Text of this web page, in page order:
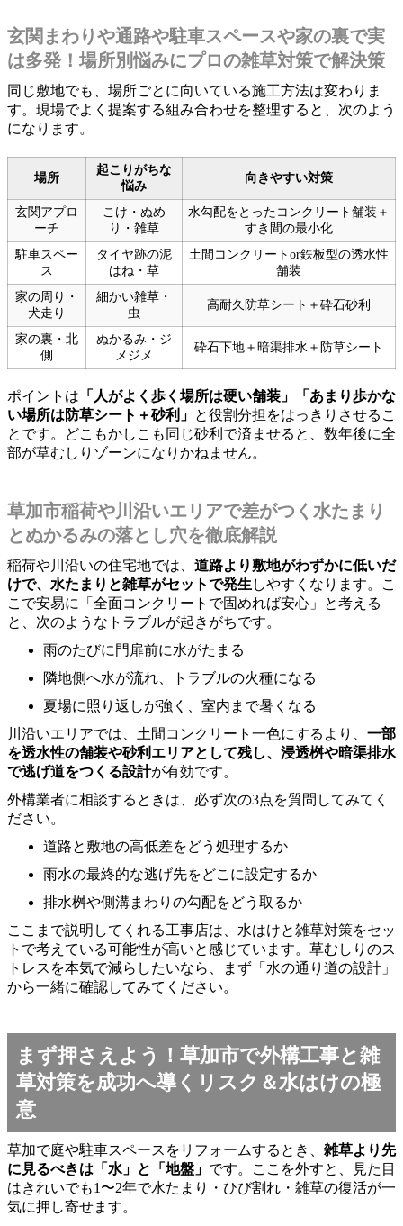
玄関まわりや通路や駐車スペースや家の裏で実
は多発！場所別悩みにプロの雑草対策で解決策
同じ敷地でも、場所ごとに向いている施工方法は変わりま
す。現場でよく提案する組み合わせを整理すると、次のよう
になります。
場所
起こりがちな
悩み
向きやすい対策
玄関アプロ
ーチ
こけ・ぬめ
り・雑草
水勾配をとったコンクリート舗装＋
すき間の最小化
駐車スペー
ス
タイヤ跡の泥
はね・草
土間コンクリートor鉄板型の透水性
舗装
家の周り・
犬走り
細かい雑草・
虫
高耐久防草シート＋砕石砂利
家の裏・北
側
ぬかるみ・ジ
メジメ
砕石下地＋暗渠排水＋防草シート
ポイントは 「人がよく歩く場所は硬い舗装」「あまり歩かな
い場所は防草シート＋砂利」 と役割分担をはっきりさせるこ
とです。どこもかしこも同じ砂利で済ませると、数年後に全
部が草むしりゾーンになりかねません。
草加市稲荷や川沿いエリアで差がつく水たまり
とぬかるみの落とし穴を徹底解説
稲荷や川沿いの住宅地では、 道路より敷地がわずかに低いだ
けで、水たまりと雑草がセットで発生 しやすくなります。こ
こで安易に「全面コンクリートで固めれば安心」と考える
と、次のようなトラブルが起きがちです。
雨のたびに門扉前に水がたまる
隣地側へ水が流れ、トラブルの火種になる
夏場に照り返しが強く、室内まで暑くなる
川沿いエリアでは、土間コンクリート一色にするより、 一部
を透水性の舗装や砂利エリアとして残し、浸透桝や暗渠排水
で逃げ道をつくる設計が有効です。
外構業者に相談するときは、必ず次の3点を質問してみてく
ださい。
道路と敷地の高低差をどう処理するか
雨水の最終的な逃げ先をどこに設定するか
排水桝や側溝まわりの勾配をどう取るか
ここまで説明してくれる工事店は、水はけと雑草対策をセッ
トで考えている可能性が高いと感じています。草むしりのス
トレスを本気で減らしたいなら、まず「水の通り道の設計」
から一緒に確認してみてください。
まず押さえよう！草加市で外構工事と雑
草対策を成功へ導くリスク＆水はけの極
意
草加で庭や駐車スペースをリフォームするとき、 雑草より先
に見るべきは「水」と「地盤」 です。ここを外すと、見た目
はきれいでも1〜2年で水たまり・ひび割れ・雑草の復活が一
気に押し寄せます。